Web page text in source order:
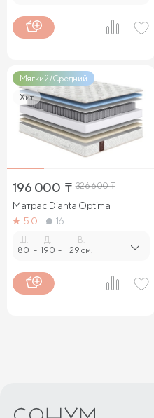
Мягкий/Средний
Хит
196 000 ₸ 326 600₸
Матрас Dianta Optima
5.0
16
Ш.
80 -
Д.
190 -
В.
29 см.